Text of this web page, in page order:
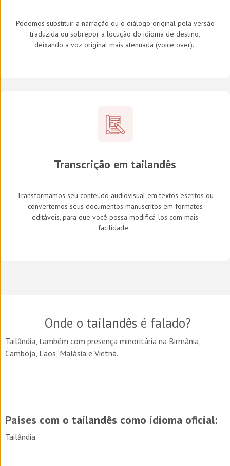
Podemos substituir a narração ou o diálogo original pela versão
traduzida ou sobrepor a locução do idioma de destino,
deixando a voz original mais atenuada (voice over).
Transcrição em tailandês
Transformamos seu conteúdo audiovisual em textos escritos ou
convertemos seus documentos manuscritos em formatos
editáveis, para que você possa modificá-los com mais
facilidade.
Onde o tailandês é falado?
Tailândia, também com presença minoritária na Birmânia,
Camboja, Laos, Malásia e Vietnã.
Países com o tailandês como idioma oficial:
Tailândia.